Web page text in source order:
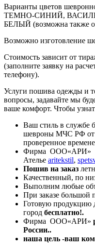
Варианты цветов
ТЕМНО-СИНИЙ,
БЕЛЫЙ (возможна также
Возможно изготовление
Стоимость зависит от
(заполните заявку на
телефону).
Услуги пошива одежды и
вопросы, задавайте мы
ваше комфорт. Чтобы
Ваш стиль в службе
шевроны МЧС РФ
проверенное
Фирма ООО«АРИ»
Ателье aritekstil,
Пошив на заказ
Качественный, по
Выполним любые
При заказе большой
Готовую продукцию
город бесплатно!.
Фирма ООО«АРИ»
России..
наша цель -ваш